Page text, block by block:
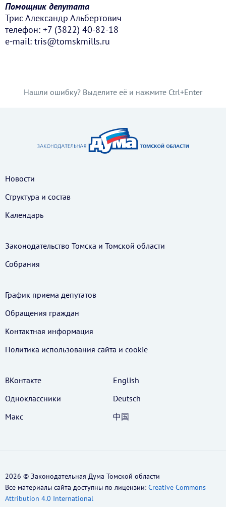
Помощник депутата
Трис Александр Альбертович
телефон: +7 (3822) 40-82-18
e-mail: tris@tomskmills.ru
Нашли ошибку? Выделите её и нажмите Ctrl+Enter
Новости
Структура и состав
Календарь
Законодательство Томска и Томской области
Собрания
График приема депутатов
Обращения граждан
Контактная информация
Политика использования cайта и cookie
ВКонтакте
Одноклассники
Макс
English
Deutsch
中国
2026 © Законодательная Дума Томской области
Все материалы сайта доступны по лицензии: Creative Commons
Attribution 4.0 International